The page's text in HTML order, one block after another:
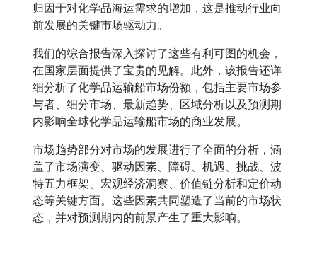
归因于对化学品海运需求的增加，这是推动行业向
前发展的关键市场驱动力。
我们的综合报告深入探讨了这些有利可图的机会，
在国家层面提供了宝贵的见解。此外，该报告还详
细分析了化学品运输船市场份额，包括主要市场参
与者、细分市场、最新趋势、区域分析以及预测期
内影响全球化学品运输船市场的商业发展。
市场趋势部分对市场的发展进行了全面的分析，涵
盖了市场演变、驱动因素、障碍、机遇、挑战、波
特五力框架、宏观经济洞察、价值链分析和定价动
态等关键方面。这些因素共同塑造了当前的市场状
态，并对预测期内的前景产生了重大影响。